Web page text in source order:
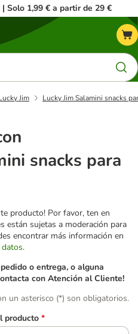
| Solo 1,99 € a partir de 29 €
Jim Lucky Jim Salamini snacks
snacks para
producto! Por favor, ten en
están sujetas a moderación para
encontrar más información en
.
o entrega, o alguna
con Atención al Cliente!
un asterisco (*) son obligatorios.
producto *